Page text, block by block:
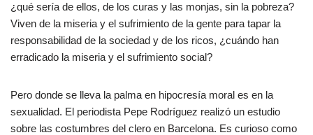
¿qué sería de ellos, de los curas y las monjas, sin la pobreza?
Viven de la miseria y el sufrimiento de la gente para tapar la
responsabilidad de la sociedad y de los ricos, ¿cuándo han
erradicado la miseria y el sufrimiento social?
Pero donde se lleva la palma en hipocresía moral es en la
sexualidad. El periodista Pepe Rodríguez realizó un estudio
sobre las costumbres del clero en Barcelona. Es curioso como